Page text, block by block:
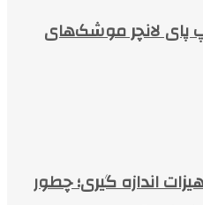
پای لانچر موشک‌های
اندازه گیری؛ چطور